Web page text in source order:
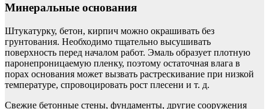
Минеральные основания
Штукатурку, бетон, кирпич можно окрашивать без
грунтования. Необходимо тщательно высушивать
поверхность перед началом работ. Эмаль образует плотную
паронепроницаемую пленку, поэтому остаточная влага в
порах основания может вызвать растрескивание при низкой
температуре, спровоцировать рост плесени и т. д.
Свежие бетонные стены, фундаменты, другие сооружения